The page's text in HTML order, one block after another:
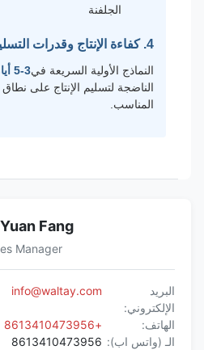
الجلفنة
4. كفاءة الإنتاج وقدرات التسليم
النماذج الأولية السريعة في3-5 أيام
الناضجة لتسليم الإنتاج على
المناسب.
Fang
Manager
البريد
الإلكتروني:
info@waltay.com
الهاتف:
+8613410473956
الـ (واتس اب): 8613410473956